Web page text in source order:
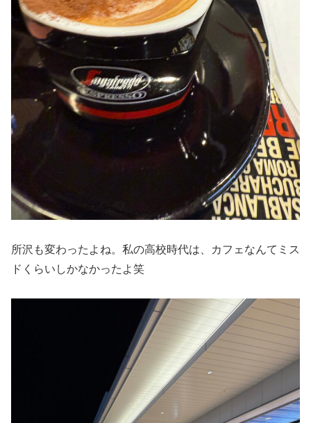
所沢も変わったよね。私の高校時代は、カフェなんてミス
ドくらいしかなかったよ笑